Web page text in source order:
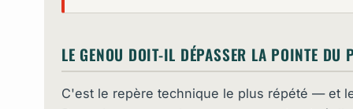
LE GENOU DOIT-IL DÉPASSER LA POINTE DU
C'est le repère technique le plus répété — et